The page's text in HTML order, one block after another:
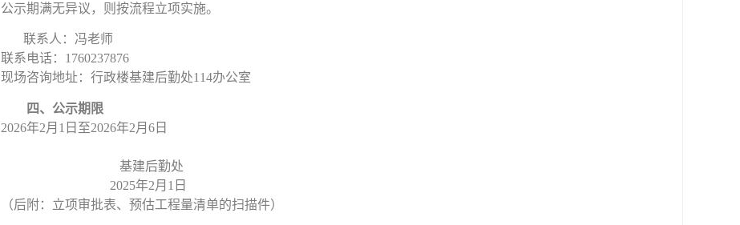
公示期满无异议，则按流程立项实施。
联系人：冯老师
联系电话： 1760237876
现场咨询地址：行政楼基建后勤处114办公室
四、 公示期限
2026年2月1日至2026年2月6日
基建后勤处
2025年2月1日
（后附：立项审批表、预估工程量清单的扫描件）